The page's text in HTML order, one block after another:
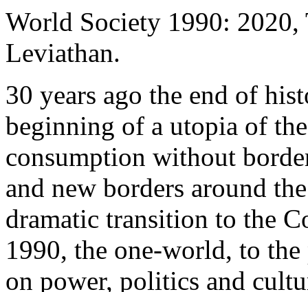
World Society 1990: 2020,
Leviathan.
30 years ago the end of
beginning of a utopia of
consumption without
and new borders around
dramatic transition to the
1990, the one-world, to the
on power, politics and